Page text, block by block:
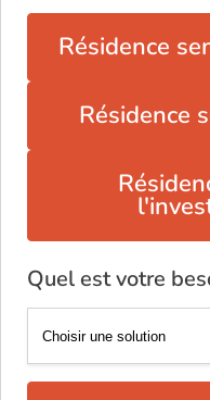
Résidence
Résidence
Quel est votre